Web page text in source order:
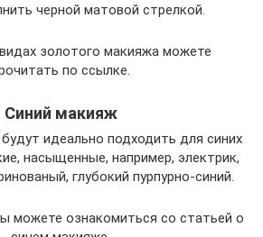
черной матовой стрелкой.
золотого макияжа можете
по ссылке.
Синий макияж
идеально подходить для синих
насыщенные, например, электрик,
глубокий пурпурно-синий.
можете ознакомиться со статьей о